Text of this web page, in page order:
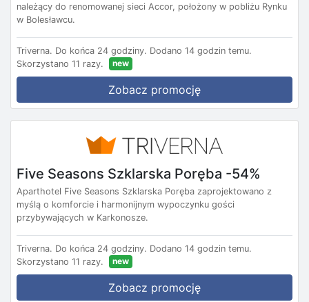
należący do renomowanej sieci Accor, położony w pobliżu Rynku
w Bolesławcu.
Triverna. Do końca 24 godziny. Dodano 14 godzin temu.
Skorzystano 11 razy.
new
Zobacz promocję
Five Seasons Szklarska Poręba -54%
Aparthotel Five Seasons Szklarska Poręba zaprojektowano z
myślą o komforcie i harmonijnym wypoczynku gości
przybywających w Karkonosze.
Triverna. Do końca 24 godziny. Dodano 14 godzin temu.
Skorzystano 11 razy.
new
Zobacz promocję